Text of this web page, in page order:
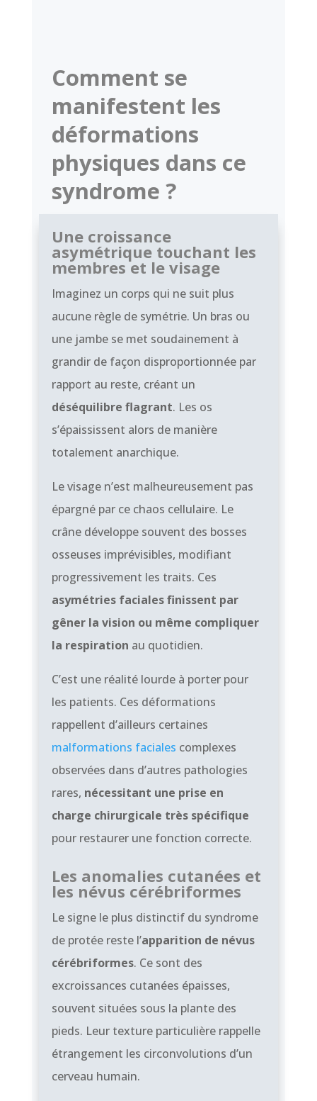
Comment se
manifestent les
déformations
physiques dans ce
syndrome ?
Une croissance
asymétrique touchant les
membres et le visage
Imaginez un corps qui ne suit plus
aucune règle de symétrie. Un bras ou
une jambe se met soudainement à
grandir de façon disproportionnée par
rapport au reste, créant un
déséquilibre flagrant. Les os
s’épaississent alors de manière
totalement anarchique.
Le visage n’est malheureusement pas
épargné par ce chaos cellulaire. Le
crâne développe souvent des bosses
osseuses imprévisibles, modifiant
progressivement les traits. Ces
asymétries faciales finissent par
gêner la vision ou même compliquer
la respiration au quotidien.
C’est une réalité lourde à porter pour
les patients. Ces déformations
rappellent d’ailleurs certaines
malformations faciales complexes
observées dans d’autres pathologies
rares, nécessitant une prise en
charge chirurgicale très spécifique
pour restaurer une fonction correcte.
Les anomalies cutanées et
les névus cérébriformes
Le signe le plus distinctif du syndrome
de protée reste l’apparition de névus
cérébriformes. Ce sont des
excroissances cutanées épaisses,
souvent situées sous la plante des
pieds. Leur texture particulière rappelle
étrangement les circonvolutions d’un
cerveau humain.